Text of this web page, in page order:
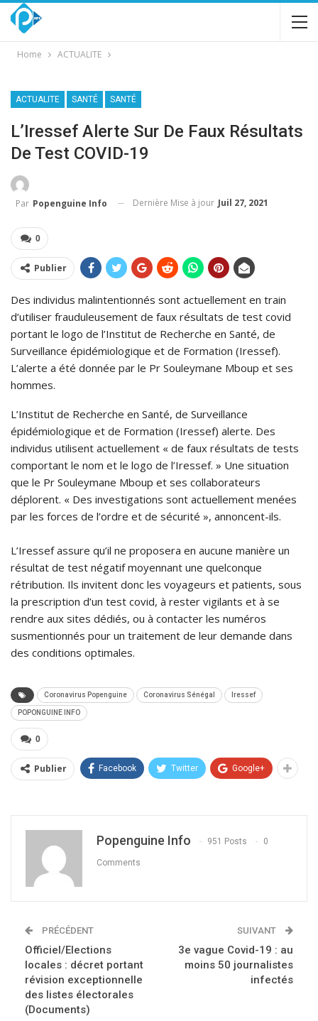
Home ACTUALITE
ACTUALITE SANTÉ SANTÉ
L’Iressef Alerte Sur De Faux Résultats
De Test COVID-19
Par Popenguine Info Dernière Mise à jour Juil 27, 2021
0
Publier
Des individus malintentionnés sont actuellement en train
d’utiliser frauduleusement de faux résultats de test covid
portant le logo de l’Institut de Recherche en Santé, de
Surveillance épidémiologique et de Formation (Iressef).
L’alerte a été donnée par le Pr Souleymane Mboup et ses
hommes.
L’Institut de Recherche en Santé, de Surveillance
épidémiologique et de Formation (Iressef) alerte. Des
individus utilisent actuellement « de faux résultats de tests
comportant le nom et le logo de l’Iressef. » Une situation
que le Pr Souleymane Mboup et ses collaborateurs
déplorent. « Des investigations sont actuellement menées
par les forces de l’ordre et de sécurité », annoncent-ils.
L’Iressef assure qu’il ne proposera en aucune manière un
résultat de test négatif moyennant une quelconque
rétribution. Ils invitent donc les voyageurs et patients, sous
la prescription d’un test covid, à rester vigilants et à se
rendre aux sites dédiés, ou à contacter les numéros
susmentionnés pour un traitement de leur demande dans
des conditions optimales.
Coronavirus Popenguine Coronavirus Sénégal Iressef
POPONGUINE INFO
0
Publier Facebook Twitter Google+
Popenguine Info 951 Posts 0
Comments
PRÉCÉDENT
Officiel/Elections
locales : décret portant
révision exceptionnelle
des listes électorales
(Documents)
SUIVANT
3e vague Covid-19 : au
moins 50 journalistes
infectés